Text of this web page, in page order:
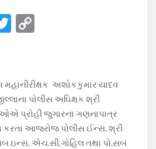
T
er y
Li
n
k
મહાનીરીક્ષક અશોકકુમાર યાદવ
પોલીસ અઘિક્ષક શ્રી
પ્રોહી જુગારના ગણનાપાત્ર
કરતા આજરોજ પોલીસ ઈન્સ. શ્રી
ઇન્સ. એચ.સી.ગોહિલ તથા પો.સબ